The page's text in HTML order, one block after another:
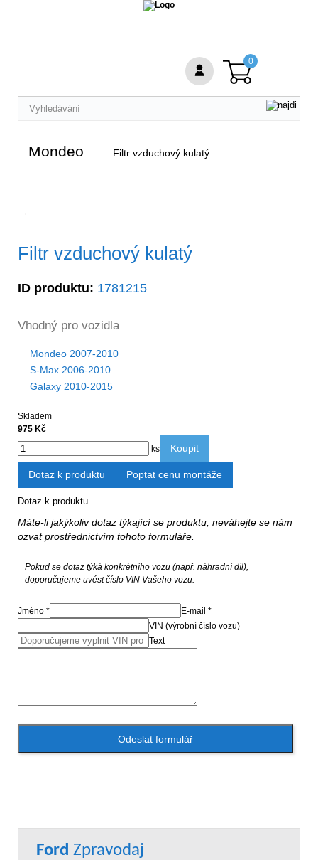
Mondeo Filtr vzduchový kulatý
Filtr vzduchový kulatý
ID produktu: 1781215
Vhodný pro vozidla
Mondeo 2007-2010
S-Max 2006-2010
Galaxy 2010-2015
Skladem
975 Kč
ks
Koupit
Dotaz k produktu Poptat cenu montáže
Dotaz k produktu
Máte-li jakýkoliv dotaz týkající se produktu, neváhejte se nám
ozvat prostřednictvím tohoto formuláře.
Pokud se dotaz týká konkrétního vozu (např. náhradní díl),
doporučujeme uvést číslo VIN Vašeho vozu.
Jméno *
E-mail *
VIN (výrobní číslo vozu)
Text
Odeslat formulář
Ford Zpravodaj
0